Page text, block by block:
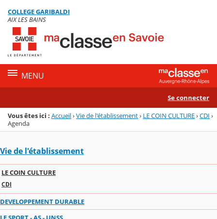
Menu de la rubrique
Contenu
COLLEGE GARIBALDI
AIX LES BAINS
MENU
Se connecter
Vous êtes ici : Accueil›Vie de l'établissement› LE COIN CULTURE›CDI ›
Agenda
Vie de l'établissement
LE COIN CULTURE
CDI
DEVELOPPEMENT DURABLE